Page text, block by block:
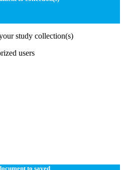
study collection(s)
users
to saved